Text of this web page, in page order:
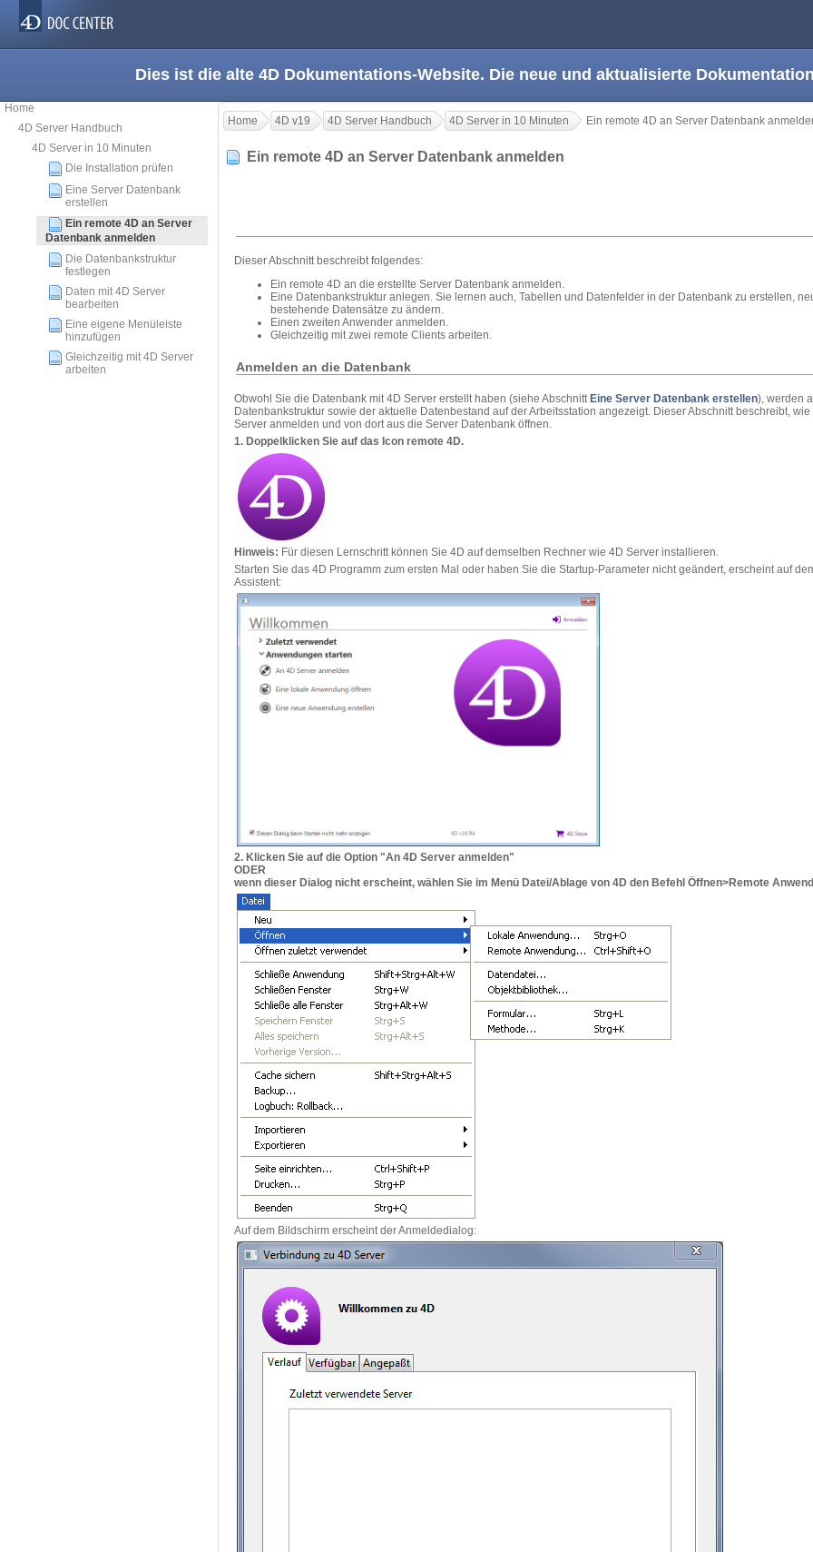
Dies ist die alte 4D Dokumentations-Website. Die neue und aktualisierte
Home
4D Server Handbuch
4D Server in 10 Minuten
Die Installation prüfen
Eine Server Datenbank
erstellen
Ein remote 4D an Server
Datenbank anmelden
Die Datenbankstruktur
festlegen
Daten mit 4D Server
bearbeiten
Eine eigene Menüleiste
hinzufügen
Gleichzeitig mit 4D Server
arbeiten
Home 4D v19 4D Server Handbuch 4D Server in 10 Minuten Ein remote 4D an Server Datenbank
Ein remote 4D an Server Datenbank anmelden
Dieser Abschnitt beschreibt folgendes:
Ein remote 4D an die erstellte Server Datenbank anmelden.
Eine Datenbankstruktur anlegen. Sie lernen auch, Tabellen und Datenfelder in der Datenbank zu erstellen,
bestehende Datensätze zu ändern.
Einen zweiten Anwender anmelden.
Gleichzeitig mit zwei remote Clients arbeiten.
Anmelden an die Datenbank
Obwohl Sie die Datenbank mit 4D Server erstellt haben (siehe Abschnitt Eine Server Datenbank erstellen), werden
Datenbankstruktur sowie der aktuelle Datenbestand auf der Arbeitsstation angezeigt. Dieser Abschnitt beschreibt,
Server anmelden und von dort aus die Server Datenbank öffnen.
1. Doppelklicken Sie auf das Icon remote 4D.
Hinweis: Für diesen Lernschritt können Sie 4D auf demselben Rechner wie 4D Server installieren.
Starten Sie das 4D Programm zum ersten Mal oder haben Sie die Startup-Parameter nicht geändert, erscheint auf
Assistent:
2. Klicken Sie auf die Option "An 4D Server anmelden"
ODER
wenn dieser Dialog nicht erscheint, wählen Sie im Menü Datei/Ablage von 4D den Befehl Öffnen>Remote
Auf dem Bildschirm erscheint der Anmeldedialog: